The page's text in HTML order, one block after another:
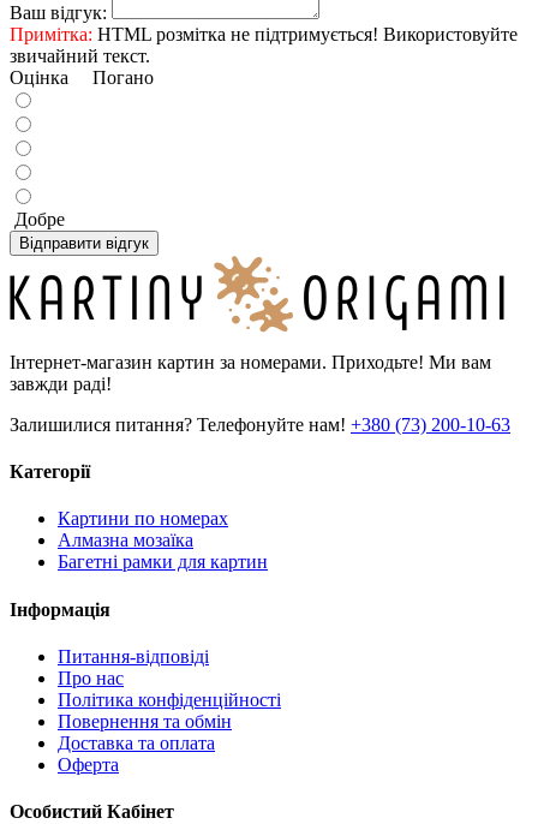
Ваш відгук:
Примітка: HTML розмітка не підтримується! Використовуйте
звичайний текст.
Оцінка Погано
Добре
Відправити відгук
Інтернет-магазин картин за номерами. Приходьте! Ми вам
завжди раді!
Залишилися питання? Телефонуйте нам! +380 (73) 200-10-63
Категорії
Картини по номерах
Алмазна мозаїка
Багетні рамки для картин
Інформація
Питання-відповіді
Про нас
Політика конфіденційності
Повернення та обмін
Доставка та оплата
Оферта
Особистий Кабінет